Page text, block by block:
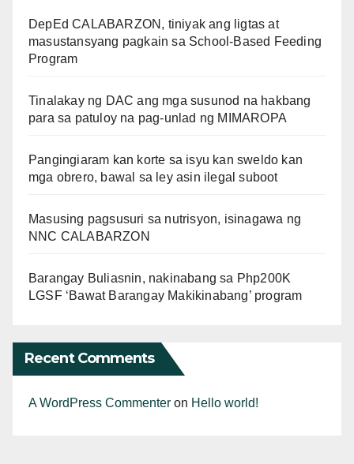
DepEd CALABARZON, tiniyak ang ligtas at
masustansyang pagkain sa School-Based Feeding
Program
Tinalakay ng DAC ang mga susunod na hakbang
para sa patuloy na pag-unlad ng MIMAROPA
Pangingiaram kan korte sa isyu kan sweldo kan
mga obrero, bawal sa ley asin ilegal suboot
Masusing pagsusuri sa nutrisyon, isinagawa ng
NNC CALABARZON
Barangay Buliasnin, nakinabang sa Php200K
LGSF ‘Bawat Barangay Makikinabang’ program
Recent Comments
A WordPress Commenter on Hello world!